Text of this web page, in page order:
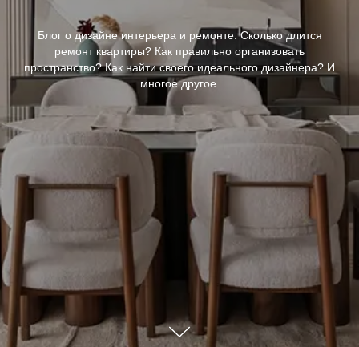
Блог о дизайне интерьера и ремонте. Сколько длится
ремонт квартиры? Как правильно организовать
пространство? Как найти своего идеального дизайнера? И
многое другое.